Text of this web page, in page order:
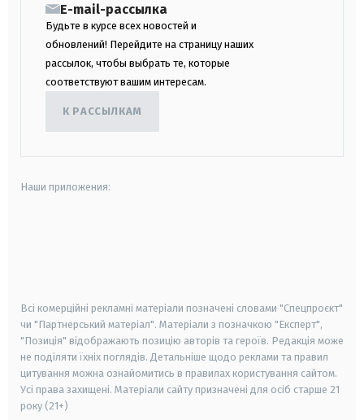
E-mail-рассылка
Будьте в курсе всех новостей и
обновлений! Перейдите на страницу наших
рассылок, чтобы выбрать те, которые
соответствуют вашим интересам.
К РАССЫЛКАМ
Наши приложения:
Всі комерційні рекламні матеріали позначені словами "Спецпроєкт"
чи "Партнерський матеріал". Матеріали з позначкою "Експерт",
"Позиція" відображають позицію авторів та героїв. Редакція може
не поділяти їхніх поглядів. Детальніше щодо реклами та правил
цитування можна ознайомитись в правилах користування сайтом.
Усі права захищені. Матеріали сайту призначені для осіб старше 21
року (21+)